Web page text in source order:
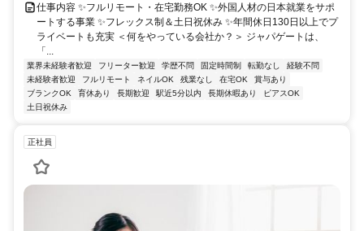
仕事内容 ✨フルリモート・在宅勤務OK ✨外国人材の日本就業をサポ
ートする事業 ✨フレックス制＆土日祝休み ✨年間休日130日以上でプ
ライベートも充実 ＜何をやっている会社か？＞ ジャパゲートは、
「...
業界未経験者歓迎 フリーター歓迎 学歴不問 固定時間制 転勤なし
経験不問
未経験者歓迎
フルリモート ネイルOK 残業なし 在宅OK
賞与あり
ブランクOK
育休あり 長期歓迎 駅近5分以内 長期休暇あり
ピアスOK
土日祝休み
正社員